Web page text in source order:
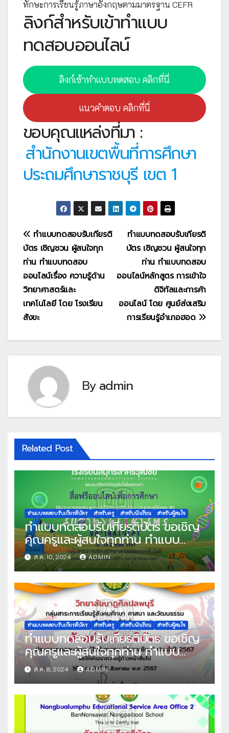
ทักษะการเรียนรู้ภาษาอังกฤษตามมาตรฐาน CEFR
ลิงก์สำหรับเข้าทำแบบ
ทดสอบออนไลน์
ลิงก์เข้าทำแบบทดสอบ คลิกที่นี่
แนวคำตอบ คลิกที่นี่
ขอบคุณแหล่งที่มา :
สำนักงานเขตพื้นที่การศึกษา
ประถมศึกษาราชบุรี เขต 1
แนะแนว
เรื่อง
ทำแบบทดสอบรับเกียรติ
บัตร เชิญชวน ผู้สนใจทุก
ท่าน ทำแบบทดสอบ
ออนไลน์หลักสูตร การเข้าใจ
ดิจิทัลและการค้า
ออนไลน์ โดย ศูนย์ส่งเสริม
การเรียนรู้อำเภอฮอด
ทำแบบทดสอบรับเกียรติ
บัตร เชิญชวน ผู้สนใจทุก
ท่าน ทำแบบทดสอบ
ออนไลน์เรื่อง ความรู้ด้าน
วิทยาศาสตร์และ
เทคโนโลยี โดย โรงเรียน
สังขะ
Byadmin
Related Post
ทำแบบทดสอบรับเกียรติบัตร สำหรับครู สำหรับนักเรียน สำหรับผู้สนใจ
ทำแบบทดสอบรับเกียรติบัตร ขอเชิญ
คุณครูและผู้สนใจทุกท่าน ทำแบบ
ทดสอบออนไลน์ แบบทดสอบวัดความ
รู้พื้นฐานระบบออนไลน์ เนื่องในสัปดาห์
วันวิทยาศาสตร์แห่งชาติ ประจำปีการ
ศึกษา 2567 ผ่านเกณฑ์ที่กำหนด
80% ขึ้นไป รับเกียรติบัตรทาง E-
mail จัดทำโดย โรงเรียนสมุทรสาคร
วุฒิชัย
ส.ค. 10, 2024 ADMIN
ทำแบบทดสอบรับเกียรติบัตร สำหรับครู สำหรับนักเรียน สำหรับผู้สนใจ
ทำแบบทดสอบรับเกียรติบัตร ขอเชิญ
คุณครูและผู้สนใจทุกท่าน ทำแบบ
ทดสอบออนไลน์ แบบทดสอบความรู้
วันอาเซียน ปีการศึกษา 2567 ผ่าน
เกณฑ์ที่กำหนด 70% ขึ้นไป รับเกียรติ
บัตรทาง E-mail จัดทำโดย วิทยาลัย
นาฏศิลปลพบุรี
ส.ค. 8, 2024 ADMIN